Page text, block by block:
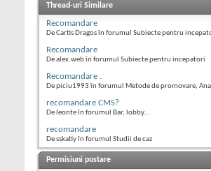
Thread-uri Similare
Recomandare
De Cartis Dragos în forumul Subiecte pentru
Recomandare
De alex.web în forumul Subiecte pentru incepatori
Recomandare .
De piciu1993 în forumul Metode de promovare,
recomandare CMS?
De leonte în forumul Bar, lobby...
recomandare
De sskatiy în forumul Studii de caz
Permisiuni postare